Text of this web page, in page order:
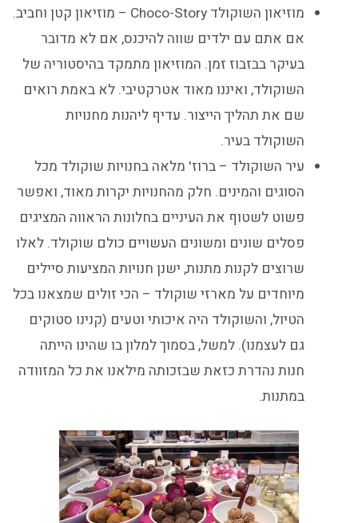
מוזיאון השוקולד Choco-Story – מוזיאון קטן וחביב.
אם אתם עם ילדים שווה להיכנס, אם לא מדובר
בעיקר בבזבוז זמן. המוזיאון מתמקד בהיסטוריה של
השוקולד, ואיננו מאוד אטרקטיבי. לא באמת רואים
שם את תהליך הייצור. עדיף ליהנות מחנויות
השוקולד בעיר.
עיר השוקולד – ברוז' מלאה בחנויות שוקולד מכל
הסוגים והמינים. חלק מהחנויות יקרות מאוד, ואפשר
פשוט לשטוף את העיניים בחלונות הראווה המציגים
פסלים שונים ומשונים העשויים כולם שוקולד. לאלו
שרוצים לקנות מתנות, ישנן חנויות המציעות סיילים
מיוחדים על מארזי שוקולד – הכי זולים שמצאנו בכל
הטיול, והשוקולד היה איכותי וטעים (קנינו סטוקים
גם לעצמנו). למשל, בסמוך למלון בו שהינו הייתה
חנות נהדרת כזאת שבזכותה מילאנו את כל המזוודה
במתנות.